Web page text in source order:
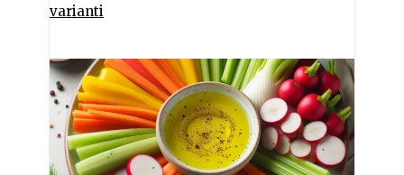
varianti